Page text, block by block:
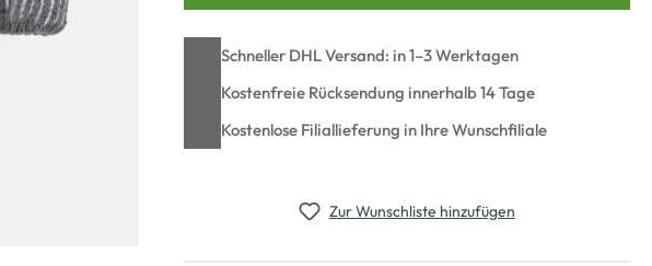
Schneller DHL Versand: in 1–3 Werktagen
Kostenfreie Rücksendung innerhalb 14 Tage
Kostenlose Filiallieferung in Ihre Wunschfiliale
Zur Wunschliste hinzufügen